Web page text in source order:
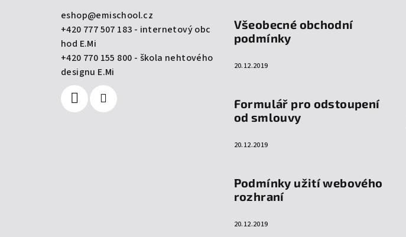
eshop@emischool.cz
+420 777 507 183 - internetový obc
hod E.Mi
+420 770 155 800 - škola nehtového
designu E.Mi
Všeobecné obchodní
podmínky
20.12.2019
Formulář pro odstoupení
od smlouvy
20.12.2019
Podmínky užití webového
rozhraní
20.12.2019